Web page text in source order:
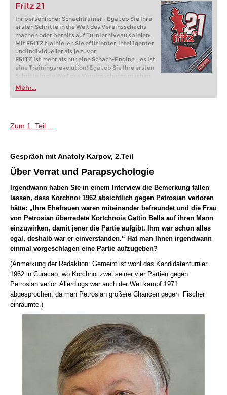
Fritz 21
Ihr persönlicher Schachtrainer - Egal, ob Sie Ihre
ersten Schritte in die Welt des Vereinsschachs
machen oder bereits auf Turnierniveau spielen:
Mit FRITZ trainieren Sie effizienter, intelligenter
und individueller als je zuvor.
FRITZ ist mehr als nur eine Schach-Engine – es ist
eine Trainingsrevolution! Egal, ob Sie Ihre ersten
Schritte in die Welt des Vereinsschachs machen
oder bereits auf Turnierniveau spielen: Mit
FRITZ trainieren Sie effizienter, intelligenter und
individueller als je zuvor.
Mehr...
Zum 1. Teil ...
Gespräch mit Anatoly Karpov, 2.Teil
Über Verrat und Parapsychologie
Irgendwann haben Sie in einem Interview die Bemerkung fallen
lassen, dass Korchnoi 1962 absichtlich gegen Petrosian verloren
hätte: „Ihre Ehefrauen waren miteinander befreundet und die Frau
von Petrosian überredete Kortchnois Gattin Bella auf ihren Mann
einzuwirken, damit jener die Partie aufgibt. Ihm war schon alles
egal, deshalb war er einverstanden.“ Hat man Ihnen irgendwann
einmal vorgeschlagen eine Partie aufzugeben?
(Anmerkung der Redaktion: Gemeint ist wohl das Kandidatenturnier
1962 in Curacao, wo Korchnoi zwei seiner vier Partien gegen
Petrosian verlor. Allerdings war auch der Wettkampf 1971
abgesprochen, da man Petrosian größere Chancen gegen Fischer
einräumte.)